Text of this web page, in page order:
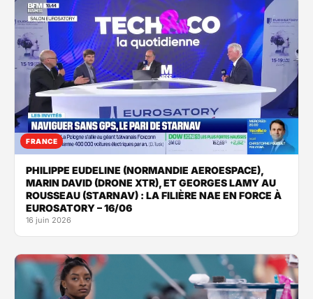
FRANCE
PHILIPPE EUDELINE (NORMANDIE AEROESPACE),
MARIN DAVID (DRONE XTR), ET GEORGES LAMY AU
ROUSSEAU (STARNAV) : LA FILIÈRE NAE EN FORCE À
EUROSATORY – 16/06
16 juin 2026